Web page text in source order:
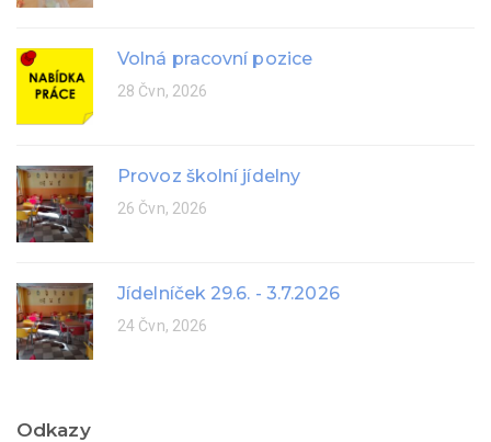
Volná pracovní pozice
28 Čvn, 2026
Provoz školní jídelny
26 Čvn, 2026
Jídelníček 29.6. - 3.7.2026
24 Čvn, 2026
Odkazy